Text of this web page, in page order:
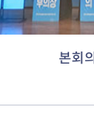
본회의